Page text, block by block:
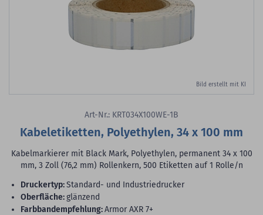
Bild erstellt mit KI
Art-Nr.: KRT034X100WE-1B
Kabeletiketten, Polyethylen, 34 x 100 mm
Kabelmarkierer mit Black Mark, Polyethylen, permanent 34 x 100
mm, 3 Zoll (76,2 mm) Rollenkern, 500 Etiketten auf 1 Rolle/n
Druckertyp:Standard- und Industriedrucker
Oberfläche:glänzend
Farbbandempfehlung:Armor AXR 7+